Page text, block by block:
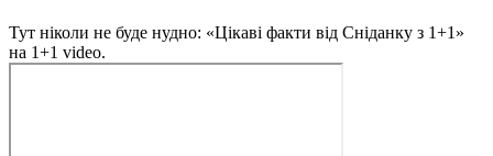
Тут ніколи не буде нудно: «Цікаві факти від Сніданку з 1+1»
на 1+1 video.